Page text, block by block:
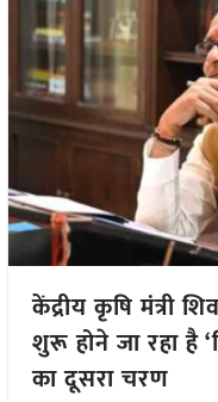
केंद्रीय कृषि मंत्री
शुरू होने जा रहा है
का दूसरा चरण